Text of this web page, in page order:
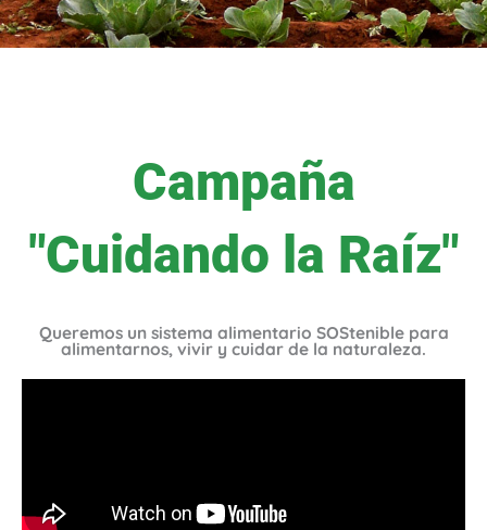
Campaña
"Cuidando la Raíz"
Queremos un sistema alimentario SOStenible para
alimentarnos, vivir y cuidar de la naturaleza.